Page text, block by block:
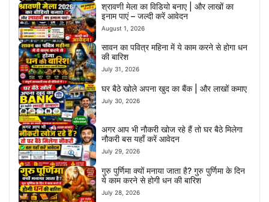
श्रावणी मेला का विडियो बनाए | और लाखों का
इनाम पाएं – जल्दी करें आवेदन
August 1, 2026
सावन का पवित्र महिना में ये काम करने से होगा धन
की बारिश
July 31, 2026
घर बैठे खोले अपना खुद का बैंक | और लाखों कमाए
July 30, 2026
अगर आप भी नौकरी खोज रहे हैं तो घर बैठे मिलेगा
नौकरी बस यहाँ करें आवेदन
July 29, 2026
गुरु पुर्णिमा क्यों मनाया जाता है? गुरु पुर्णिमा के दिन
ये काम करने से होगी धन की बारिश
July 28, 2026